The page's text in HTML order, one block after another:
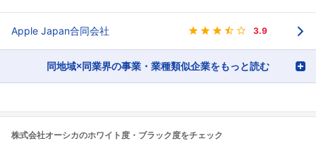
Apple Japan合同会社 3.9
同地域×同業界の事業・業種類似企業をもっと読む
株式会社オーシカのホワイト度・ブラック度をチェック